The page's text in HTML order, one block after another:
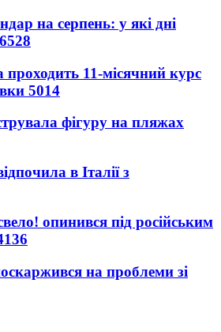
на серпень: у які дні
6528
проходить 11-місячний курс
5014
фігуру на пляжах
в Італії з
опинився під російським
на проблеми зі